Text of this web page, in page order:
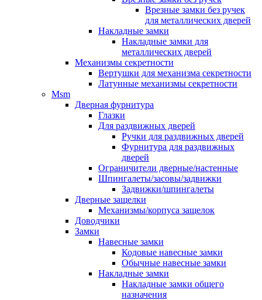
Врезные замки без ручек
для металлических дверей
Накладные замки
Накладные замки для
металлических дверей
Механизмы секретности
Вертушки для механизма секретности
Латунные механизмы секретности
Msm
Дверная фурнитура
Глазки
Для раздвижных дверей
Ручки для раздвижных дверей
Фурнитура для раздвижных
дверей
Ограничители дверные/настенные
Шпингалеты/засовы/задвижки
Задвижки/шпингалеты
Дверные защелки
Механизмы/корпуса защелок
Доводчики
Замки
Навесные замки
Кодовые навесные замки
Обычные навесные замки
Накладные замки
Накладные замки общего
назначения